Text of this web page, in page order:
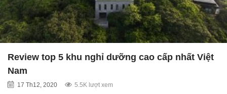
Review top 5 khu nghỉ dưỡng cao cấp nhất Việt
Nam
17 Th12, 2020 5.5K lượt xem